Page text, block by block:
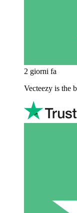
2 giorni fa
Vecteezy is the